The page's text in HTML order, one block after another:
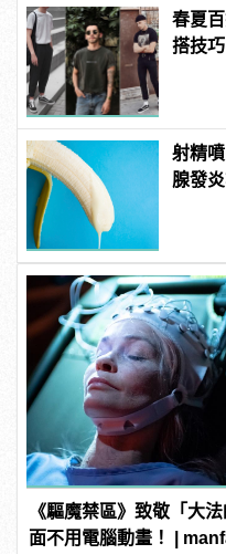
春夏
搭技
射精
腺發
《驅魔禁區》致敬「大
面不用電腦動畫！ |